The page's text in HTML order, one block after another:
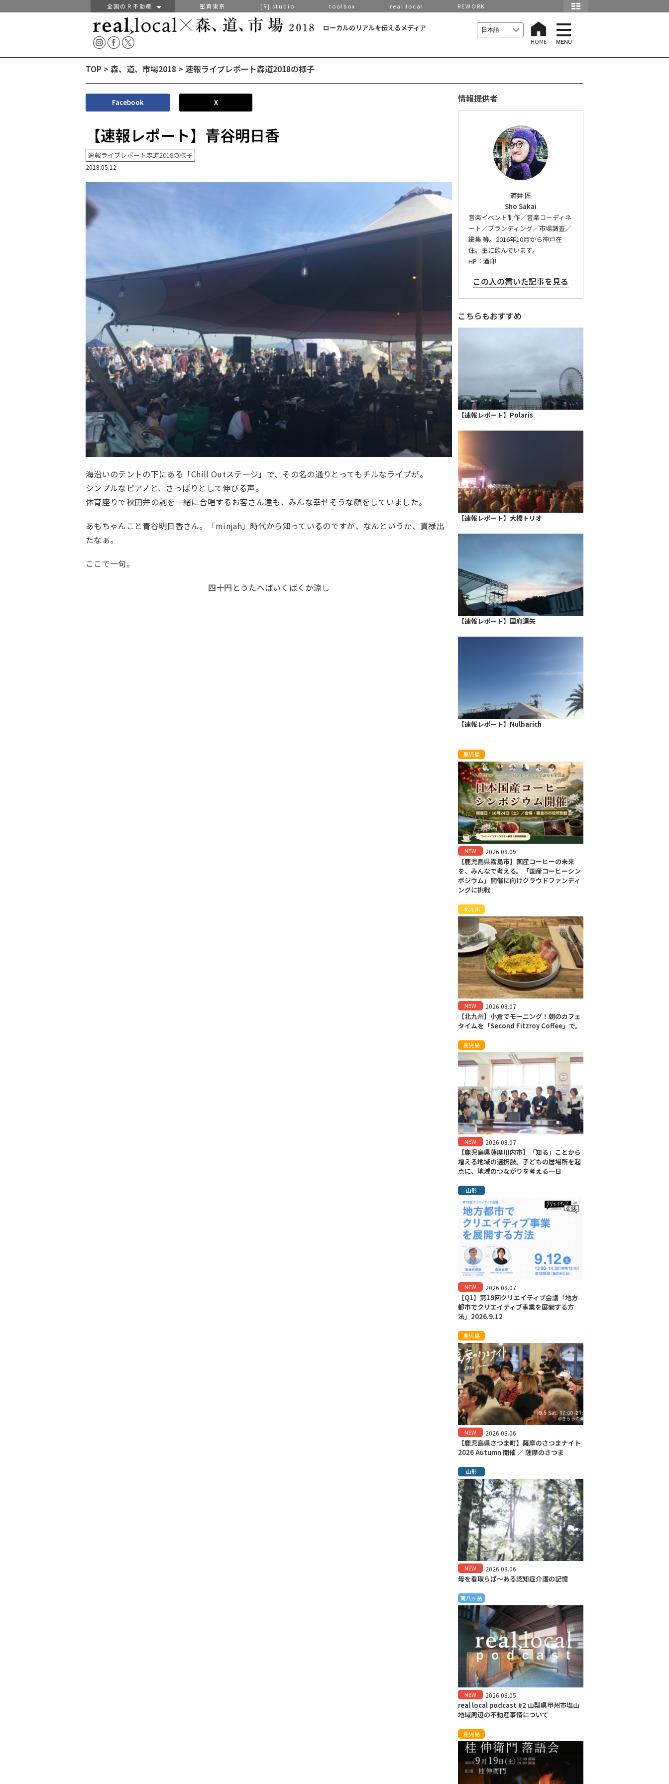
全国のＲ不動産 密買東京 [R] studio toolbox real local REWORK
ローカルのリアルを伝えるメディア
HOME
t
o
g
l
a
MENU
TOP > 森、道、市場2018 > 速報ライブレポート森道2018の様子
Facebook X
【速報レポート】青谷明日香
速報ライブレポート森道2018の様子
2018.05.12
海沿いのテントの下にある「Chill Outステージ」で、その名の通りとってもチルなライブが。
シンプルなピアノと、さっぱりとして伸びる声。
体育座りで秋田弁の詞を一緒に合唱するお客さん達も、みんな幸せそうな顔をしていました。
あもちゃんこと青谷明日香さん。「minjah」時代から知っているのですが、なんというか、貫禄出
たなぁ。
ここで一句。
四十円とうたへばいくばくか涼し
情報提供者
酒井 匠
Sho Sakai
音楽イベント制作／音楽コーディネ
ート／ブランディング／市場調査／
編集 等。2016年10月から神戸在
住。主に飲んでいます。
HP： 酒印
この人の書いた記事を見る
こちらもおすすめ
【速報レポート】Polaris
【速報レポート】大橋トリオ
【速報レポート】国府達矢
【速報レポート】Nulbarich
鹿児島
NEW 2026.08.09
【鹿児島県霧島市】国産コーヒーの未来
を、みんなで考える。「国産コーヒーシン
ポジウム」開催に向けクラウドファンディ
ングに挑戦
北九州
NEW 2026.08.07
【北九州】小倉でモーニング！朝のカフェ
タイムを「Second Fitzroy Coffee」で。
鹿児島
NEW 2026.08.07
【鹿児島県薩摩川内市】「知る」ことから
増える地域の選択肢。子どもの居場所を起
点に、地域のつながりを考える一日
山形
NEW 2026.08.07
【Q1】第19回クリエイティブ会議「地方
都市でクリエイティブ事業を展開する方
法」2026.9.12
鹿児島
NEW 2026.08.06
【鹿児島県さつま町】薩摩のさつまナイト
2026 Autumn 開催 ／ 薩摩のさつま
山形
NEW 2026.08.06
母を看取らば～ある認知症介護の記憶
南八ヶ岳
NEW 2026.08.05
real local podcast #2 山梨県甲州市塩山
地域周辺の不動産事情について
鹿児島